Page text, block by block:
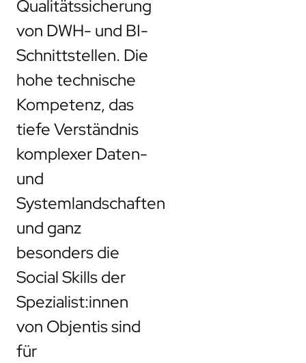
Qualitätssicherung
von DWH- und BI-
Schnittstellen. Die
hohe technische
Kompetenz, das
tiefe Verständnis
komplexer Daten-
und
Systemlandschaften
und ganz
besonders die
Social Skills der
Spezialist:innen
von Objentis sind
für